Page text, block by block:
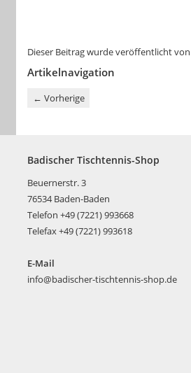
Dieser Beitrag wurde veröffentlicht von
Artikelnavigation
← Vorherige
Badischer Tischtennis-Shop
Beuernerstr. 3
76534 Baden-Baden
Telefon +49 (7221) 993668
Telefax +49 (7221) 993618
E-Mail
info@badischer-tischtennis-shop.de